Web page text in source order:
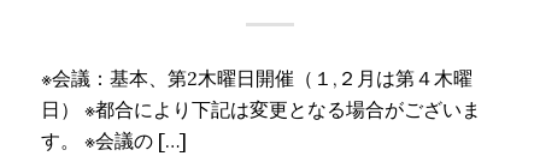
※会議：基本、第2木曜日開催（１,２月は第４木曜
日） ※都合により下記は変更となる場合がございま
す。 ※会議の […]